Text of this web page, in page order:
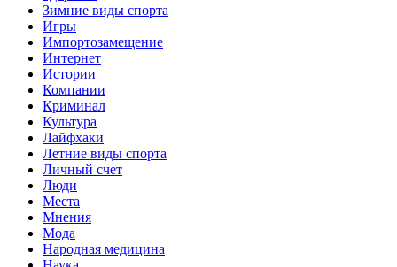
Зимние виды спорта
Игры
Импортозамещение
Интернет
Истории
Компании
Криминал
Культура
Лайфхаки
Летние виды спорта
Личный счет
Люди
Места
Мнения
Мода
Народная медицина